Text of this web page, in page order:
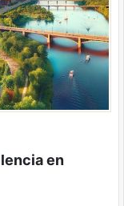
en